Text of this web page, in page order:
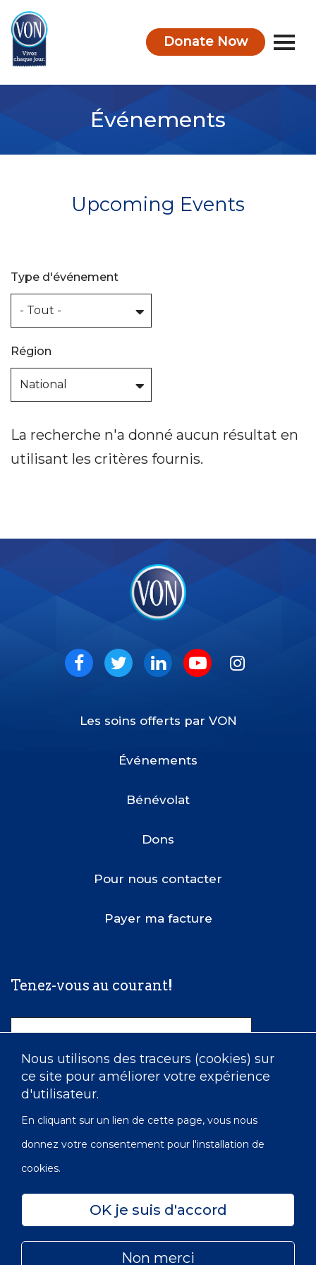
Nous utilisons des traceurs (cookies) sur
ce site pour améliorer votre expérience
d'utilisateur.
En cliquant sur un lien de cette page, vous nous
donnez votre consentement pour l'installation de
cookies.
OK je suis d'accord
Non merci
Donate Now
Événements
Upcoming Events
Type d'événement
Région
La recherche n'a donné aucun résultat en
utilisant les critères fournis.
Social
Les soins offerts par VON
Événements
Bénévolat
Dons
Pour nous contacter
Payer ma facture
Tenez-vous au courant!
Nom
Courriel
Confidentialité Accessibilité Carte du site